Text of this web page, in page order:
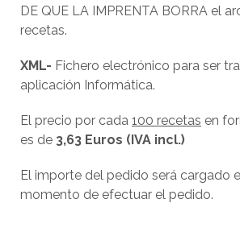
DE QUE LA IMPRENTA BORRA el
recetas.
XML- Fichero electrónico para ser
aplicación Informática.
El precio por cada 100 recetas en
es de 3,63 Euros (IVA incl.)
El importe del pedido será cargado
momento de efectuar el pedido.